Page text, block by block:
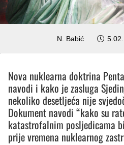
N. Babić
Nova nuklearna doktrina
navodi i kako je zasluga
nekoliko desetljeća nije
Dokument navodi “kako su
katastrofalnim posljedicama
prije vremena nuklearnog